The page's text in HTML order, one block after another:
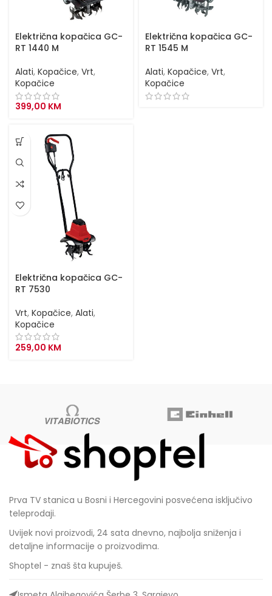
Električna kopačica GC-
RT 1440 M
Alati, Kopačice, Vrt,
Kopačice
399,00 KM
Električna kopačica GC-
RT 1545 M
Alati, Kopačice, Vrt,
Kopačice
Električna kopačica GC-
RT 7530
Vrt, Kopačice, Alati,
Kopačice
259,00 KM
Prva TV stanica u Bosni i Hercegovini posvećena isključivo
teleprodaji.
Uvijek novi proizvodi, 24 sata dnevno, najbolja sniženja i
detaljne informacije o proizvodima.
Shoptel - znaš šta kupuješ.